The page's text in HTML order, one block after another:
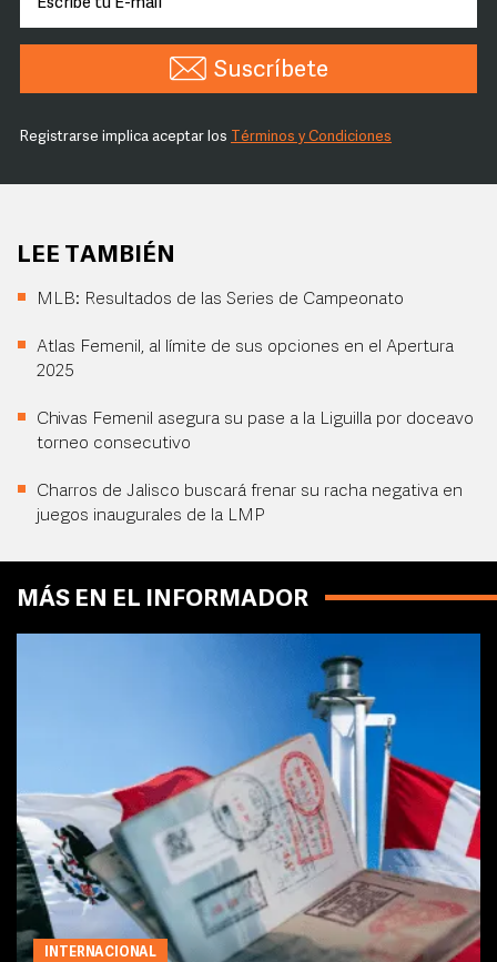
Suscríbete
Registrarse implica aceptar los Términos y Condiciones
LEE TAMBIÉN
MLB: Resultados de las Series de Campeonato
Atlas Femenil, al límite de sus opciones en el Apertura
2025
Chivas Femenil asegura su pase a la Liguilla por doceavo
torneo consecutivo
Charros de Jalisco buscará frenar su racha negativa en
juegos inaugurales de la LMP
MÁS EN EL INFORMADOR
INTERNACIONAL